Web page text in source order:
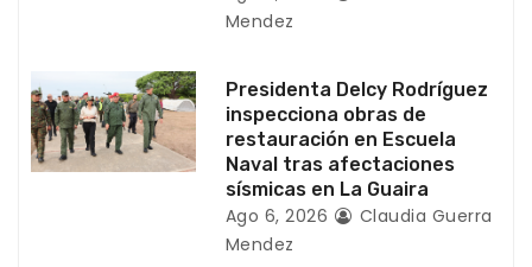
Mendez
Presidenta Delcy Rodríguez
inspecciona obras de
restauración en Escuela
Naval tras afectaciones
sísmicas en La Guaira
Ago 6, 2026
Claudia Guerra
Mendez